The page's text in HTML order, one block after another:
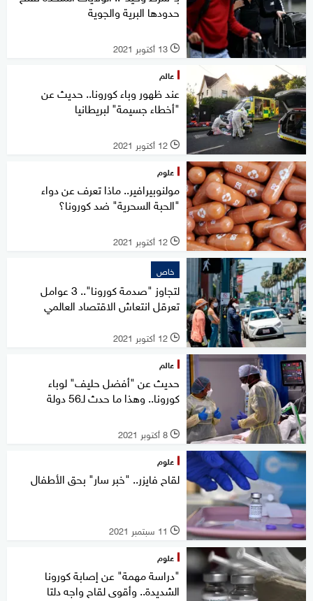
حدودها البرية والجوية
l 13 أكتوبر 2021
عالم
عند ظهور وباء كورونا.. حديث عن
"أخطاء جسيمة" لبريطانيا
l 12 أكتوبر 2021
علوم
مولنوبيرافير.. ماذا تعرف عن دواء
"الحبة السحرية" ضد كورونا؟
l 12 أكتوبر 2021
خاص
لتجاوز "صدمة كورونا".. 3 عوامل
تعرقل انتعاش الاقتصاد العالمي
l 12 أكتوبر 2021
عالم
حديث عن "أفضل حليف" لوباء
كورونا.. وهذا ما حدث لـ56 دولة
l 8 أكتوبر 2021
علوم
لقاح فايزر.. "خبر سار" بحق الأطفال
l 11 سبتمبر 2021
علوم
"دراسة مهمة" عن إصابة كورونا
الشديدة.. وأقوى لقاح واجه دلتا